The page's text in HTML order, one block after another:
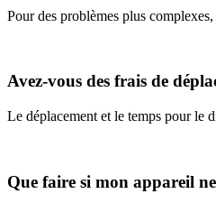
Pour des problèmes plus
Avez-vous des frais de
Le déplacement et le temps pour le
Que faire si mon appareil